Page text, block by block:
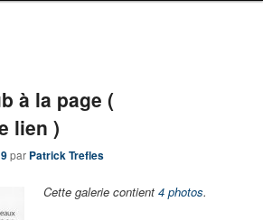
à la page (
lien )
par Patrick Trefles
Cette galerie contient4 photos.